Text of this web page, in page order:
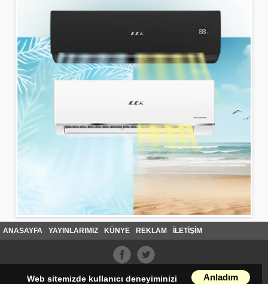
Anladım
Web sitemizde kullanıcı deneyiminizi
ANASAYFA YAYINLARIMIZ KÜNYE REKLAM İLETİŞİM